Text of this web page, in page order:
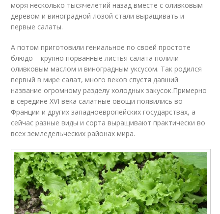
моря несколько тысячелетий назад вместе с оливковым
деревом и виноградной лозой стали выращивать и
первые салаты.
А потом приготовили гениальное по своей простоте
блюдо – крупно порванные листья салата полили
оливковым маслом и виноградным уксусом. Так родился
первый в мире салат, много веков спустя давший
название огромному разделу холодных закусок.Примерно
в середине XVI века салатные овощи появились во
Франции и других западноевропейских государствах, а
сейчас разные виды и сорта выращивают практически во
всех земледельческих районах мира.